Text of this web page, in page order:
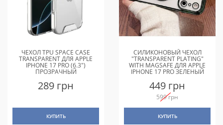
ЧЕХОЛ TPU SPACE CASE
TRANSPARENT ДЛЯ APPLE
IPHONE 17 PRO (6.3")
ПРОЗРАЧНЫЙ
289 грн
КУПИТЬ
СИЛИКОНОВЫЙ ЧЕХОЛ
"TRANSPARENT PLATING"
WITH MAGSAFE ДЛЯ APPLE
IPHONE 17 PRO ЗЕЛЕНЫЙ
449 грн
599 грн
КУПИТЬ